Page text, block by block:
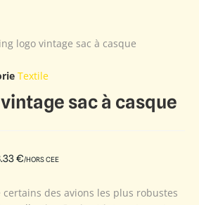
logo vintage sac à casque
Textile
sac à casque
€/HORS CEE
certains des avions les plus robustes